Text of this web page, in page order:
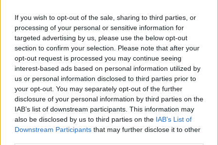
If you wish to opt-out of the sale, sharing to third parties, or
processing of your personal or sensitive information for
targeted advertising by us, please use the below opt-out
section to confirm your selection. Please note that after your
opt-out request is processed you may continue seeing
interest-based ads based on personal information utilized by
us or personal information disclosed to third parties prior to
your opt-out. You may separately opt-out of the further
disclosure of your personal information by third parties on the
IAB’s list of downstream participants. This information may
also be disclosed by us to third parties on the IAB’s List of
Downstream Participants that may further disclose it to other
completare la squadra insieme a Gasly.
Berger: “Red Bull? Un errore
non prendere Sainz”
Il passaggio di Carlos Sainz dalla Ferrari alla Williams
continua a far stupire, in tanti auspicavano un nuovo
top team nella carriera del pilota spagnolo. Scuderie
del calibro di Mercedes e Red Bull erano alla ricerca
di una nuova guida per il 2025, consapevoli – ormai –
di non proseguire con i rispettivi ex piloti (Hamilton e